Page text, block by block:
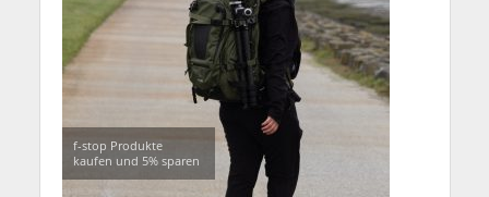
f-stop Produkte
kaufen und 5% sparen